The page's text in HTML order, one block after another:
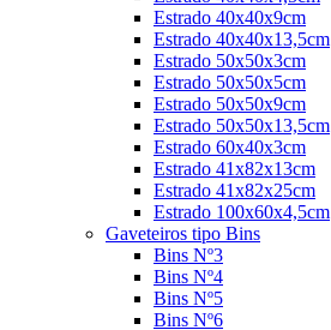
Estrado 40x40x9cm
Estrado 40x40x13,5cm
Estrado 50x50x3cm
Estrado 50x50x5cm
Estrado 50x50x9cm
Estrado 50x50x13,5cm
Estrado 60x40x3cm
Estrado 41x82x13cm
Estrado 41x82x25cm
Estrado 100x60x4,5cm
Gaveteiros tipo Bins
Bins Nº3
Bins Nº4
Bins Nº5
Bins Nº6